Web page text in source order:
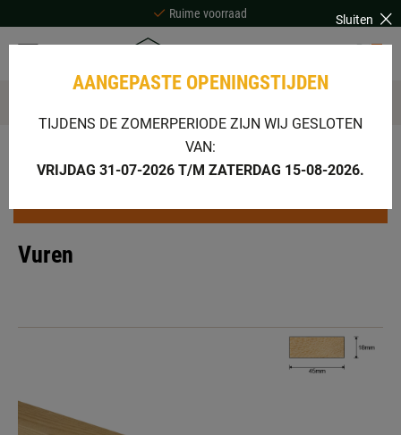
Sluiten
AANGEPASTE OPENINGSTIJDEN
TIJDENS DE ZOMERPERIODE ZIJN WIJ GESLOTEN
VAN:
VRIJDAG 31-07-2026 T/M ZATERDAG 15-08-2026.
Ruime voorraad
Ruime voorraad
Hout & plaatmateriaal
Vuren